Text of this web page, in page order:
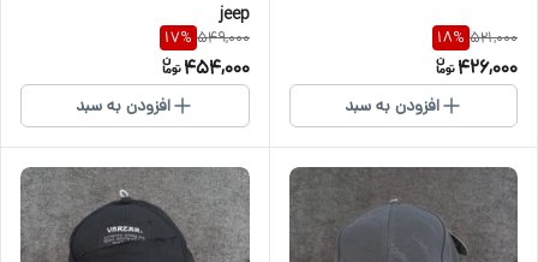
521,000
18%
426,000
افزودن به سبد
jeep
549,000
17%
454,000
افزودن به سبد